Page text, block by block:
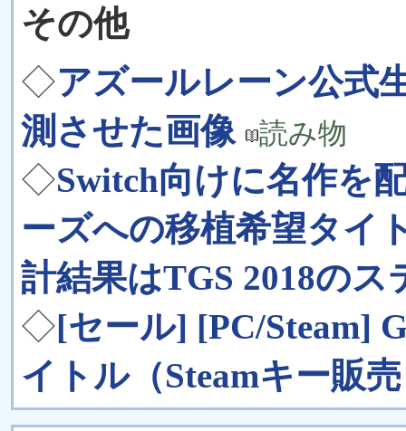
その他
◇アズールレーン公式
測させた画像
読み物
◇Switch向けに名作を
ーズへの移植希望タイ
計結果はTGS 2018のス
◇[セール] [PC/Steam]
イトル（Steamキー販